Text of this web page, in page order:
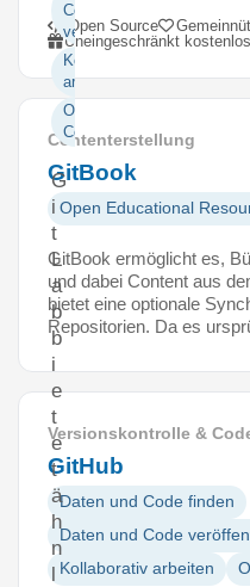
Code
veröffentlichen
Kollaborativ
arbeiten
Open
Code
G
i
t
L
a
b
b
i
e
t
e
t
ä
h
n
l
Open Source
Uneingeschränkt kostenlos
Contenterstellung
GitBook
Open Educational
GitBook ermöglicht es,
und dabei Content aus
bietet eine optionale
Repositorien. Da es
Versionskontrolle &
GitHub
Daten und Code finden
Daten und Code
Kollaborativ arbeiten